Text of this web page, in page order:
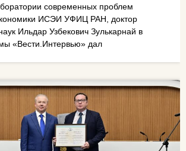
современных проблем
ИСЭИ УФИЦ РАН, доктор
Ильдар Узбекович Зулькарнай в
«Вести.Интервью» дал